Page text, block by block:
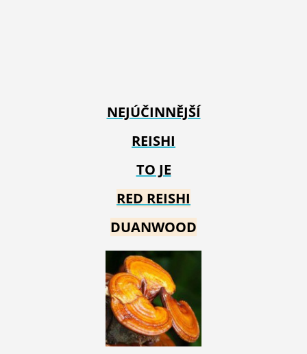
NEJÚČINNĚJŠÍ
REISHI
TO JE
RED REISHI
DUANWOOD